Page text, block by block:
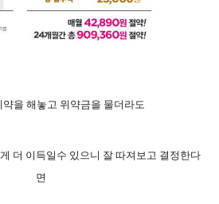
약을 해놓고 위약금을 물더라도
더 이득일수 있으니 잘 따져보고 결정한다
면